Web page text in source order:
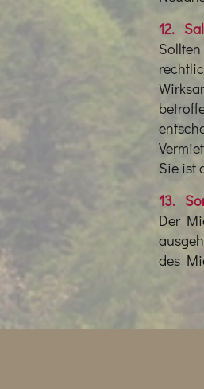
12.
Sie ist
13.
Der
des